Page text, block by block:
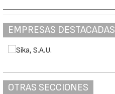
EMPRESAS DESTACADAS
OTRAS SECCIONES